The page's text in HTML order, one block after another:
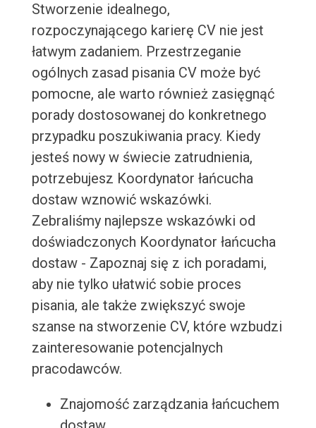
Stworzenie idealnego,
rozpoczynającego karierę CV nie jest
łatwym zadaniem. Przestrzeganie
ogólnych zasad pisania CV może być
pomocne, ale warto również zasięgnąć
porady dostosowanej do konkretnego
przypadku poszukiwania pracy. Kiedy
jesteś nowy w świecie zatrudnienia,
potrzebujesz Koordynator łańcucha
dostaw wznowić wskazówki.
Zebraliśmy najlepsze wskazówki od
doświadczonych Koordynator łańcucha
dostaw - Zapoznaj się z ich poradami,
aby nie tylko ułatwić sobie proces
pisania, ale także zwiększyć swoje
szanse na stworzenie CV, które wzbudzi
zainteresowanie potencjalnych
pracodawców.
Znajomość zarządzania łańcuchem